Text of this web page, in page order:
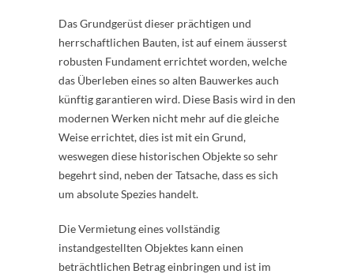
Das Grundgerüst dieser prächtigen und
herrschaftlichen Bauten, ist auf einem äusserst
robusten Fundament errichtet worden, welche
das Überleben eines so alten Bauwerkes auch
künftig garantieren wird. Diese Basis wird in den
modernen Werken nicht mehr auf die gleiche
Weise errichtet, dies ist mit ein Grund,
weswegen diese historischen Objekte so sehr
begehrt sind, neben der Tatsache, dass es sich
um absolute Spezies handelt.
Die Vermietung eines vollständig
instandgestellten Objektes kann einen
beträchtlichen Betrag einbringen und ist im